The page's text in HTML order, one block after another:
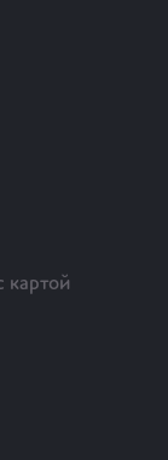
картой